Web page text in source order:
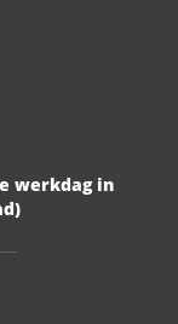
werkdag in